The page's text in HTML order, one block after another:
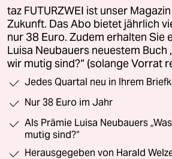
taz FUTURZWEI ist unser
Zukunft. Das Abo bietet jährlich
nur 38 Euro. Zudem erhalten Sie
Luisa Neubauers neuestem Buch
wir mutig sind?“ (solange Vorrat
Jedes Quartal neu in Ihrem
Nur 38 Euro im Jahr
Als Prämie Luisa Neubauers
mutig sind?“
Herausgegeben von Harald